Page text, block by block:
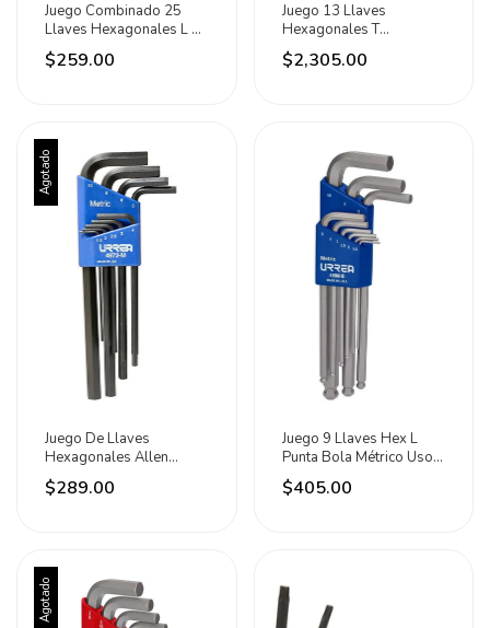
Juego Combinado 25
Llaves Hexagonales L En
Estuche Surtek
$259.00
Juego 13 Llaves
Hexagonales T
Ergonómicas Torx 6
Urrea Plateado
$2,305.00
Agotado
Juego De Llaves
Hexagonales Allen
Métricas Industrial Urrea
$289.00
Juego 9 Llaves Hex L
Punta Bola Métrico Uso
Pesado Urrea Plateado
$405.00
Agotado